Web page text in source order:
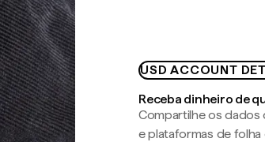
USD ACCOUNT
Receba dinheiro de
Compartilhe os dados
e plataformas de